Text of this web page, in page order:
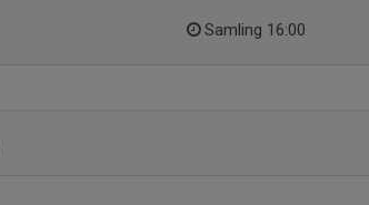
Samling 16:00